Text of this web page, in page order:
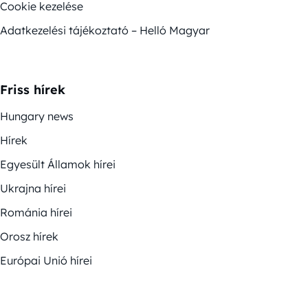
Cookie kezelése
Adatkezelési tájékoztató – Helló Magyar
Friss hírek
Hungary news
Hírek
Egyesült Államok hírei
Ukrajna hírei
Románia hírei
Orosz hírek
Európai Unió hírei